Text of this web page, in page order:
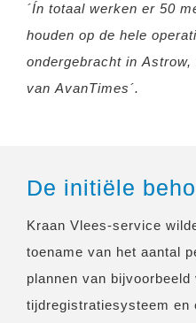
´Ín totaal werken er 50
houden op de hele
ondergebracht in
van AvanTimes´.
De initiële
Kraan Vlees-service
toename van het aantal
plannen van
tijdregistratiesysteem en